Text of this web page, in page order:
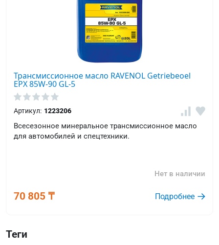
Теги
Трансмиссионное масло RAVENOL Getriebeoel
EPX 85W-90 GL-5
Артикул: 1223206
Всесезонное минеральное трансмиссионное масло
для автомобилей и спецтехники.
Нет в наличии
70 805 ₸ Подробнее